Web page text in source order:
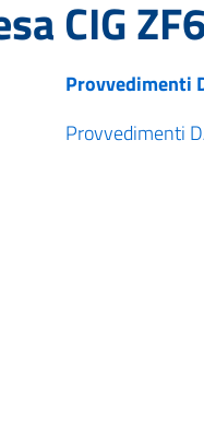
CIG
Provvedimenti
Provvedimenti